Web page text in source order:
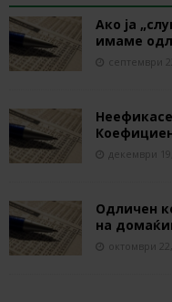
Ако ја
имаме
септември
декември 19,
Одличен
на
октомври 22,